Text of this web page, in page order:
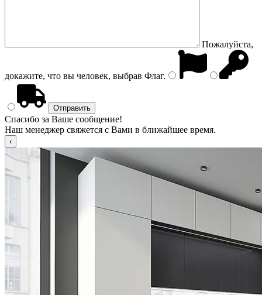
Пожалуйста,
докажите, что вы человек, выбрав Флаг.
Спасибо за Ваше сообщение!
Наш менеджер свяжется с Вами в ближайшее время.